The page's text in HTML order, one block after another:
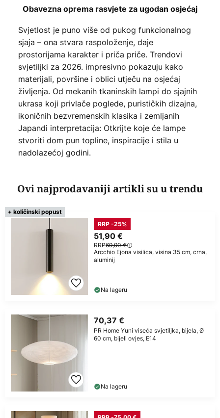
Obavezna oprema rasvjete za ugodan osjećaj
Svjetlost je puno više od pukog funkcionalnog
sjaja – ona stvara raspoloženje, daje
prostorijama karakter i priča priče. Trendovi
svjetiljki za 2026. impresivno pokazuju kako
materijali, površine i oblici utječu na osjećaj
življenja. Od mekanih tkaninskih lampi do sjajnih
ukrasa koji privlače poglede, purističkih dizajna,
ikoničnih bezvremenskih klasika i zemljanih
Japandi interpretacija: Otkrijte koje će lampe
stvoriti dom pun topline, inspiracije i stila u
nadolazećoj godini.
Ovi najprodavaniji artikli su u trendu
+ količinski popust
51,90 €
RRP69,90 €
RRP -25%
Arcchio Ejona visilica, visina 35 cm, crna,
aluminij
Na lageru
70,37 €
PR Home Yuni viseća svjetiljka, bijela, Ø
60 cm, bijeli ovjes, E14
Na lageru